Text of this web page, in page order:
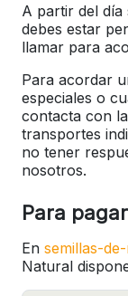
A partir del día
debes estar
llamar para
Para acordar
especiales o
contacta con
transportes
no tener
nosotros.
Para
En semillas-
Natural